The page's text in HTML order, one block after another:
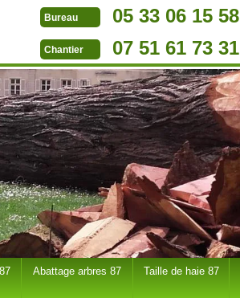
Bureau 05 33 06 15 58
Chantier 07 51 61 73 31
Abattage arbres 87 Taille de haie 87